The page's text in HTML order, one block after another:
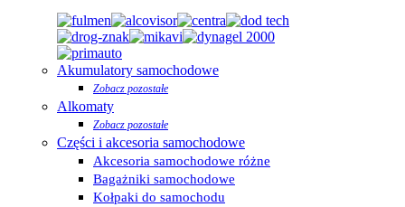
Akumulatory samochodowe
Zobacz pozostałe
Alkomaty
Zobacz pozostałe
Części i akcesoria samochodowe
Akcesoria samochodowe różne
Bagażniki samochodowe
Kołpaki do samochodu